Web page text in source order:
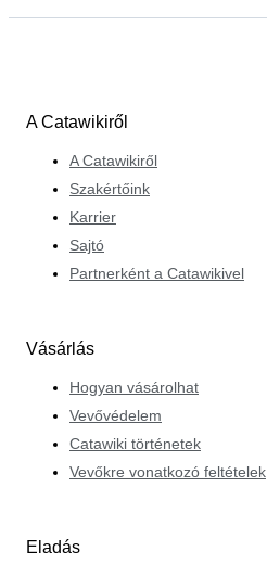
A Catawikiről
A Catawikiről
Szakértőink
Karrier
Sajtó
Partnerként a Catawikivel
Vásárlás
Hogyan vásárolhat
Vevővédelem
Catawiki történetek
Vevőkre vonatkozó feltételek
Eladás